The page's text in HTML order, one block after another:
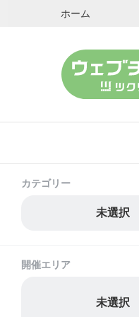
ホーム
カテゴリー
未選択
開催エリア
未選択